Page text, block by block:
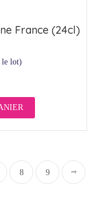
France (24cl)
lot)
8 9